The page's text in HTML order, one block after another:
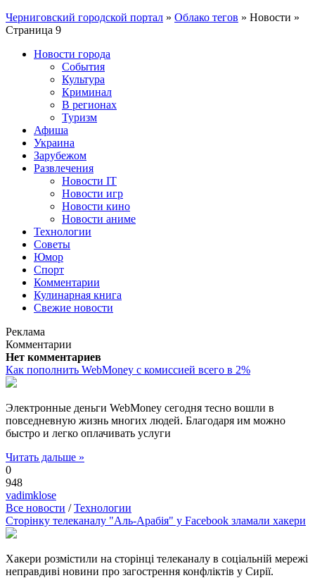
Черниговский городской портал » Облако тегов » Новости »
Страница 9
Новости города
События
Культура
Криминал
В регионах
Туризм
Афиша
Украина
Зарубежом
Развлечения
Новости IT
Новости игр
Новости кино
Новости аниме
Технологии
Советы
Юмор
Спорт
Комментарии
Кулинарная книга
Свежие новости
Реклама
Комментарии
Нет комментариев
Как пополнить WebMoney с комиссией всего в 2%
Электронные деньги WebMoney сегодня тесно вошли в
повседневную жизнь многих людей. Благодаря им можно
быстро и легко оплачивать услуги
Читать дальше »
0
948
vadimklose
Все новости /Технологии
Сторінку телеканалу "Аль-Арабія" у Facebook зламали хакери
Хакери розмістили на сторінці телеканалу в соціальній мережі
неправдиві новини про загострення конфліктів у Сирії.